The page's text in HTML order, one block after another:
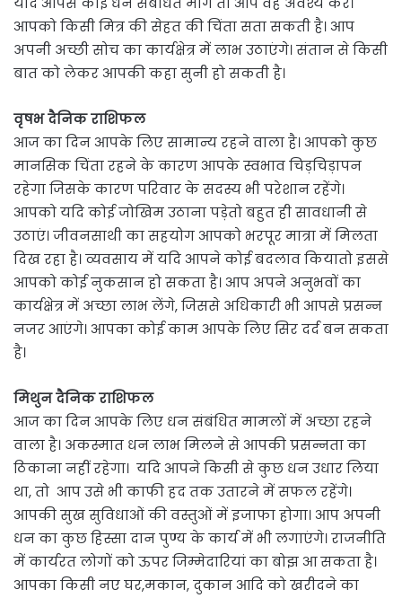
आपको किसी मित्र की सेहत की चिंता सता सकती है। आप
अपनी अच्छी सोच का कार्यक्षेत्र में लाभ उठाएंगे। संतान से किसी
बात को लेकर आपकी कहा सुनी हो सकती है।
वृषभ दैनिक राशिफल
आज का दिन आपके लिए सामान्य रहने वाला है। आपको कुछ
मानसिक चिंता रहने के कारण आपके स्वभाव चिड़चिड़ापन
रहेगा जिसके कारण परिवार के सदस्य भी परेशान रहेंगे।
आपको यदि कोई जोखिम उठाना पड़ेतो बहुत ही सावधानी से
उठाएं। जीवनसाथी का सहयोग आपको भरपूर मात्रा में मिलता
दिख रहा है। व्यवसाय में यदि आपने कोई बदलाव कियातो इससे
आपको कोई नुकसान हो सकता है। आप अपने अनुभवों का
कार्यक्षेत्र में अच्छा लाभ लेंगे, जिससे अधिकारी भी आपसे प्रसन्न
नजर आएंगे। आपका कोई काम आपके लिए सिर दर्द बन सकता
है।
मिथुन दैनिक राशिफल
आज का दिन आपके लिए धन संबंधित मामलों में अच्छा रहने
वाला है। अकस्मात धन लाभ मिलने से आपकी प्रसन्नता का
ठिकाना नहीं रहेगा। यदि आपने किसी से कुछ धन उधार लिया
था, तो आप उसे भी काफी हद तक उतारने में सफल रहेंगे।
आपकी सुख सुविधाओं की वस्तुओं में इजाफा होगा। आप अपनी
धन का कुछ हिस्सा दान पुण्य के कार्य में भी लगाएंगे। राजनीति
में कार्यरत लोगों को ऊपर जिम्मेदारियां का बोझ आ सकता है।
आपका किसी नए घर,मकान, दुकान आदि को खरीदने का